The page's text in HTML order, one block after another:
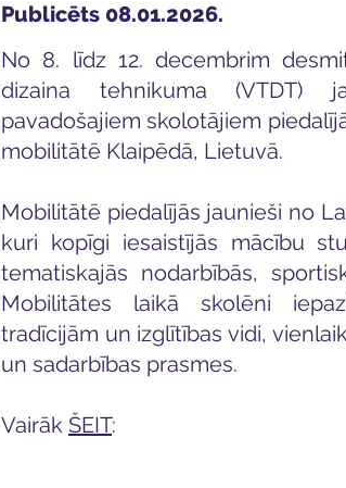
Publicēts 08.01.2026.
No 8. līdz 12. decembrim
dizaina tehnikuma (VTDT)
pavadošajiem skolotājiem
mobilitātē Klaipēdā, Lietuvā.
Mobilitātē piedalījās jaunieši no
kuri kopīgi iesaistījās mācību
tematiskajās nodarbībās,
Mobilitātes laikā skolēni
tradīcijām un izglītības vidi,
un sadarbības prasmes.
Vairāk ŠEIT: